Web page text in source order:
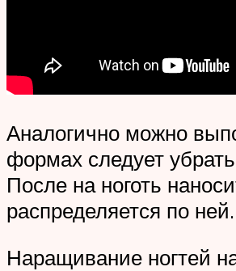
Аналогично можно
формах следует
После на ноготь
распределяется по ней.
Наращивание ногтей